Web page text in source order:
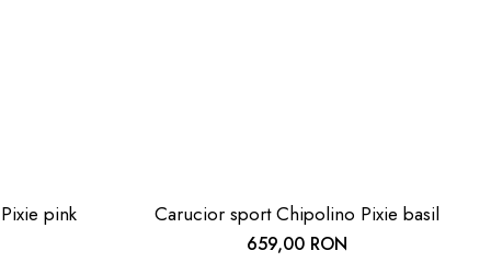
pink
Carucior sport Chipolino Pixie basil
659,00 RON